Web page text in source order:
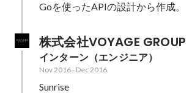
Goを使ったAPIの設計から作成。
株式会社VOYAGE GROUP
インターン（エンジニア）
Nov 2016- Dec 2016
Sunrise